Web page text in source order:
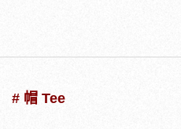
# 帽 Tee